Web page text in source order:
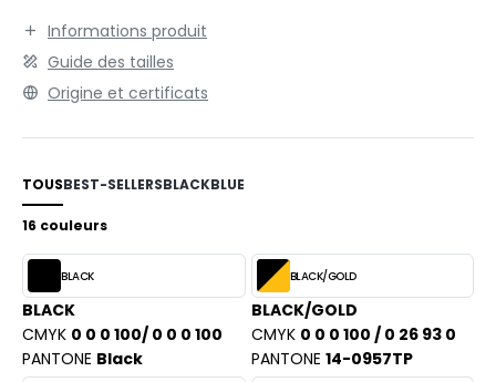
PROFESSIONNELLE
- BLOUSON
Informations produit
Guide des tailles
Origine et certificats
TOUSBEST-SELLERSBLACKBLUE
16 couleurs
BLACK
BLACK
CMYK 0 0 0 100/ 0 0 0 100
PANTONE Black
BLACK/GOLD
BLACK/GOLD
CMYK 0 0 0 100 / 0 26 93 0
PANTONE 14-0957TP